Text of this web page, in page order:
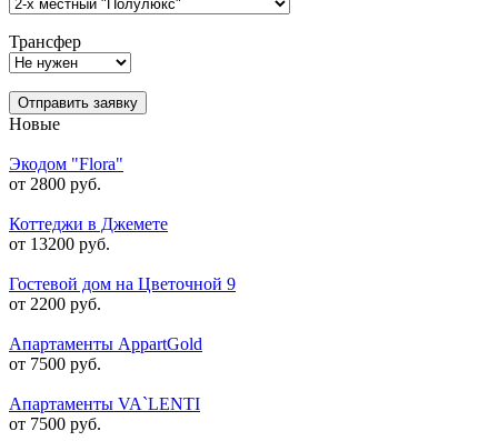
Трансфер
Отправить заявку
Новые
Экодом "Flora"
от 2800 руб.
Коттеджи в Джемете
от 13200 руб.
Гостевой дом на Цветочной 9
от 2200 руб.
Апартаменты AppartGold
от 7500 руб.
Апартаменты VA`LENTI
от 7500 руб.